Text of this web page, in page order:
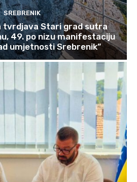
SREBRENIK
tvrdjava Stari grad sutra
49. po nizu manifestaciju
umjetnosti Srebrenik”